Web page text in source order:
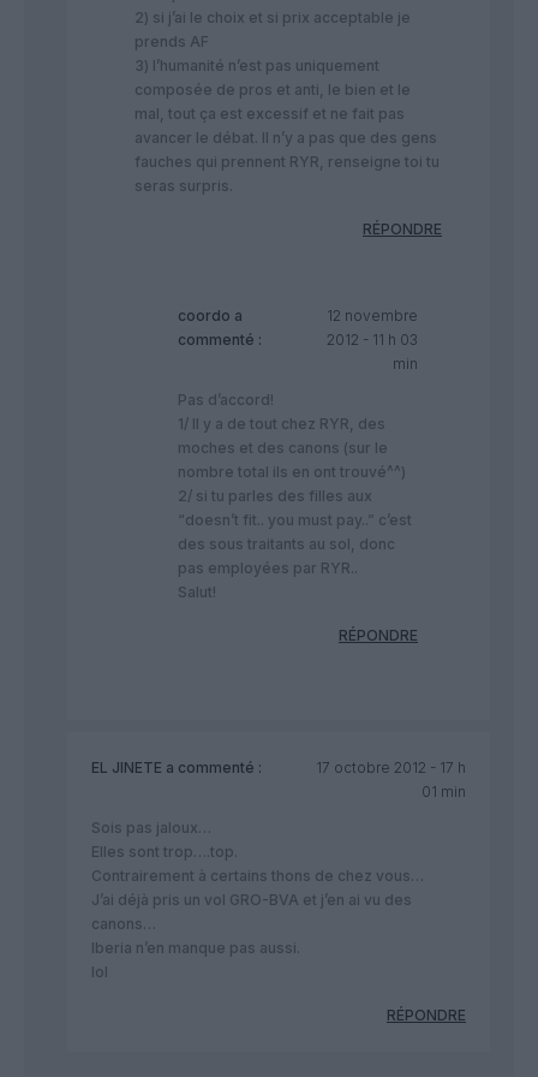
2) si j’ai le choix et si prix acceptable je
prends AF
3) l’humanité n’est pas uniquement
composée de pros et anti, le bien et le
mal, tout ça est excessif et ne fait pas
avancer le débat. Il n’y a pas que des gens
fauches qui prennent RYR, renseigne toi tu
seras surpris.
RÉPONDRE
coordo a
commenté :
12 novembre
2012 - 11 h 03
min
Pas d’accord!
1/ Il y a de tout chez RYR, des
moches et des canons (sur le
nombre total ils en ont trouvé^^)
2/ si tu parles des filles aux
“doesn’t fit.. you must pay..” c’est
des sous traitants au sol, donc
pas employées par RYR..
Salut!
RÉPONDRE
EL JINETE a commenté :
17 octobre 2012 - 17 h
01 min
Sois pas jaloux…
Elles sont trop….top.
Contrairement à certains thons de chez vous…
J’ai déjà pris un vol GRO-BVA et j’en ai vu des
canons…
Iberia n’en manque pas aussi.
lol
RÉPONDRE